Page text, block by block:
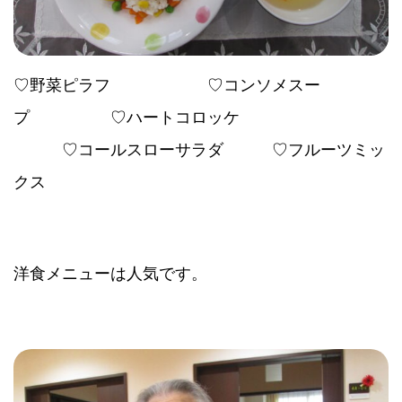
♡野菜ピラフ ♡コンソメスー
プ ♡ハートコロッケ
♡コールスローサラダ ♡フルーツミッ
クス
洋食メニューは人気です。